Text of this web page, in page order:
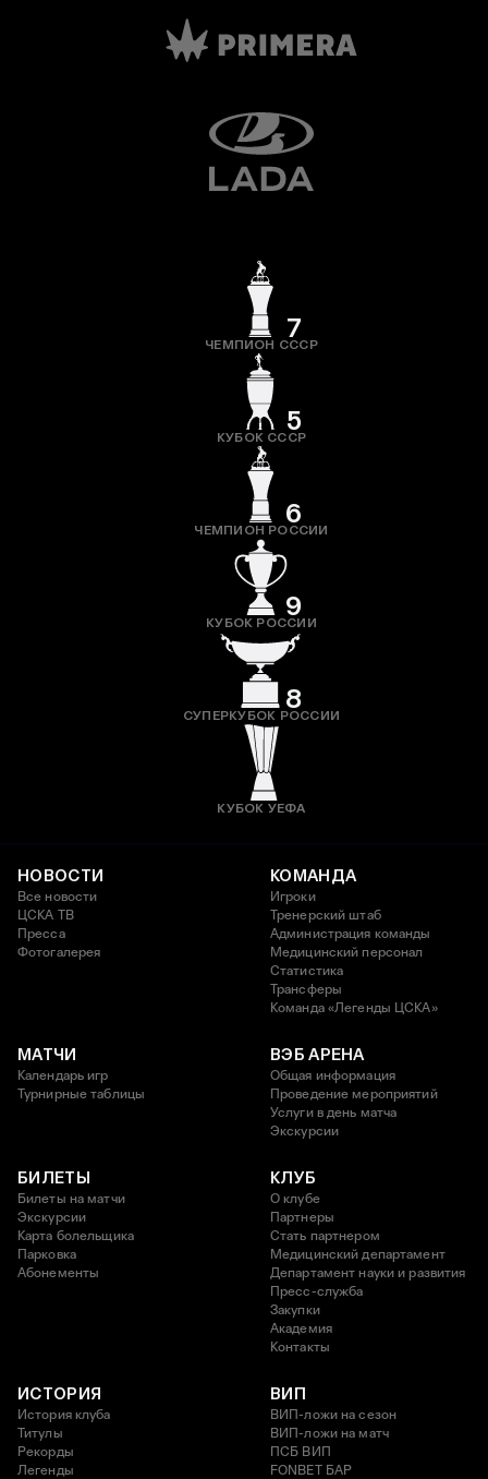
7
ЧЕМПИОН СССР
5
КУБОК СССР
6
ЧЕМПИОН РОССИИ
9
КУБОК РОССИИ
8
СУПЕРКУБОК РОССИИ
КУБОК УЕФА
НОВОСТИ
Все новости
ЦСКА ТВ
Пресса
Фотогалерея
КОМАНДА
Игроки
Тренерский штаб
Администрация команды
Медицинский персонал
Статистика
Трансферы
Команда «Легенды ЦСКА»
МАТЧИ
Календарь игр
Турнирные таблицы
ВЭБ АРЕНА
Общая информация
Проведение мероприятий
Услуги в день матча
Экскурсии
БИЛЕТЫ
Билеты на матчи
Экскурсии
Карта болельщика
Парковка
Абонементы
КЛУБ
О клубе
Партнеры
Стать партнером
Медицинский департамент
Департамент науки и развития
Пресс-служба
Закупки
Академия
Контакты
ИСТОРИЯ
История клуба
Титулы
Рекорды
Легенды
ВИП
ВИП-ложи на сезон
ВИП-ложи на матч
ПСБ ВИП
FONBET БАР